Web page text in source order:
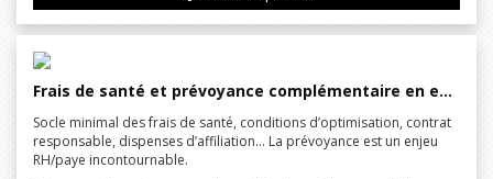
Frais de santé et prévoyance complémentaire en entreprise 2023
Socle minimal des frais de santé, conditions d’optimisation, contrat
responsable, dispenses d’affiliation… La prévoyance est un enjeu
RH/paye incontournable.